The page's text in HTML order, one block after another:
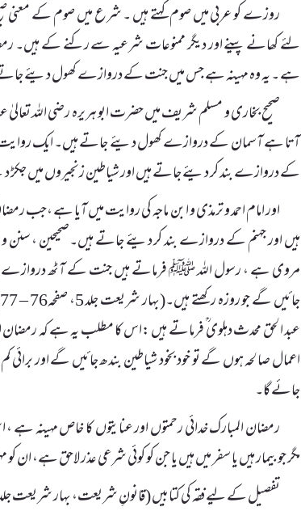
روزے کو عربی میں صوم کہتے ہیں ۔ شرع میں صوم کے
لئے کھانے پینے اور دیگر ممنوعات شرعیہ سے رکنے کے ہیں۔
ہے ۔ یہ وہ مہینہ ہے جس میں جنت کے دروازے کھول دیئے جاتے
صحیح بخاری و مسلم شریف میں حضرت ابو ہریرہ رضی
آتا ہے آسمان کے دروازے کھول دیئے جاتے ہیں۔ ایک
کے دروازے بند کر دیئے جاتے ہیں اور شیاطین زنجیروں میں جکڑ
اور امام احمد و ترمذی و ابن ماجہ کی روایت میں آیا ہے ،جب
ہیں اور جہنم کے دروازے بند کر دیئے جاتے ہیں۔صحیحین ، سنن
مروی ہے ، رسول اللہ ﷺ فرماتے ہیں جنت کے آٹھ دروازے
عبد الحق محدث دہلوی ؒ فرماتے ہیں :اس کا مطلب یہ ہے کہ رمضان
اعمال صالحہ ہوں گے تو خود بخود شیاطین بندھ جائیں گے اور برائی
جائے گا۔
رمضان المبارک خدائی رحمتوں اور عنایتوں کا خاص مہینہ
مگر جو بیمار ہیں یا سفر میں ہیں یا جن کو کوئی شرعی عذر لاحق ہے،
تفصیل کے لیے فقہ کی کتابیں (قانونِ شریعت، بہار شریعت جلد ۵ کا مطالعہ